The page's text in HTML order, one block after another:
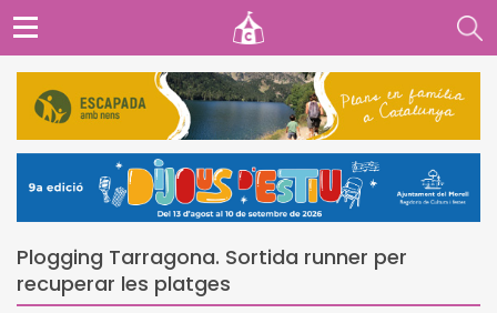
Plogging Tarragona. Sortida runner per
recuperar les platges